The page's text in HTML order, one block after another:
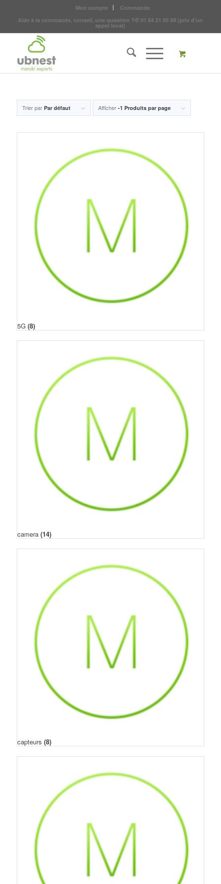
Mon compte
Commande
Aide à la commande, conseil, une question ?✆ 01 84 21 85 89 (prix d'un
appel local)
Trier par Par défaut Afficher -1 Produits par page
5G (8)
camera (14)
capteurs (8)